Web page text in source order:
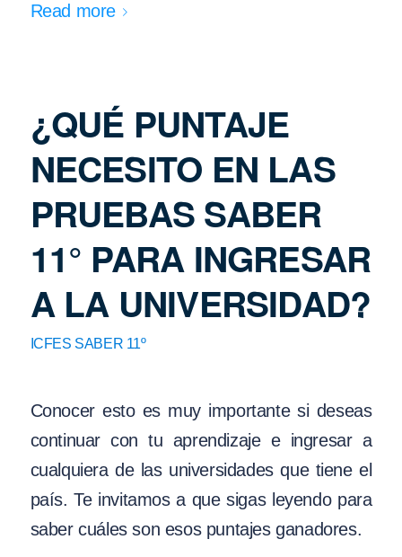
Read more
¿QUÉ PUNTAJE
NECESITO EN LAS
PRUEBAS SABER
11° PARA INGRESAR
A LA UNIVERSIDAD?
ICFES SABER 11º
Conocer esto es muy importante si deseas
continuar con tu aprendizaje e ingresar a
cualquiera de las universidades que tiene el
país. Te invitamos a que sigas leyendo para
saber cuáles son esos puntajes ganadores.